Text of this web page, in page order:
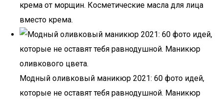
крема от морщин. Косметические масла для лица
вместо крема.
Модный оливковый маникюр 2021: 60 фото идей,
которые не оставят тебя равнодушной. Маникюр